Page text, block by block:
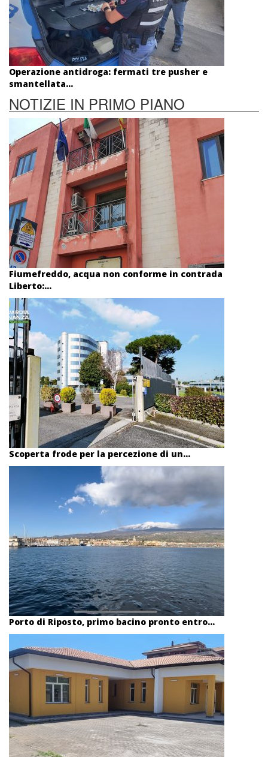
Operazione antidroga: fermati tre pusher e
smantellata...
NOTIZIE IN PRIMO PIANO
Fiumefreddo, acqua non conforme in contrada
Liberto:...
Scoperta frode per la percezione di un...
Porto di Riposto, primo bacino pronto entro...